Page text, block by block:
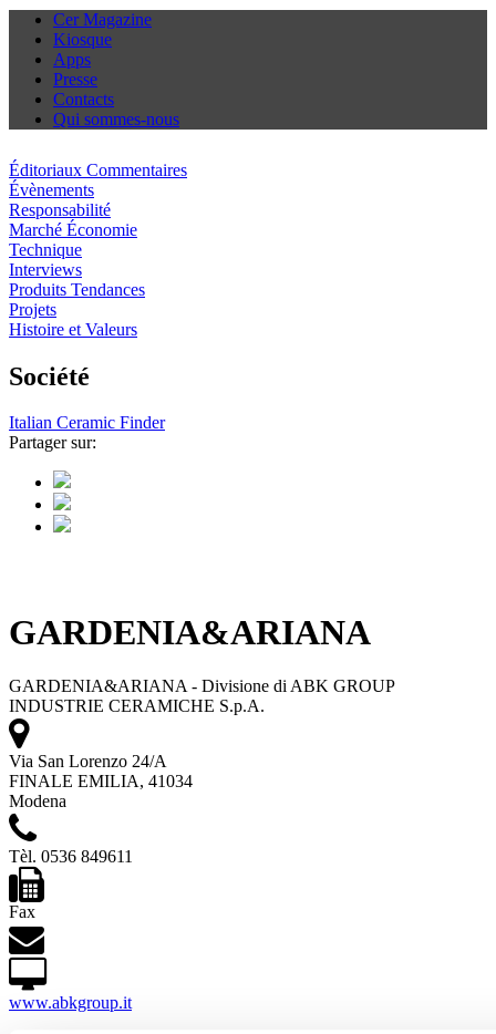
Cer Magazine
Kiosque
Apps
Presse
Contacts
Qui sommes-nous
Éditoriaux Commentaires
Évènements
Responsabilité
Marché Économie
Technique
Interviews
Produits Tendances
Projets
Histoire et Valeurs
Société
Italian Ceramic Finder
Partager sur:
GARDENIA&ARIANA
GARDENIA&ARIANA - Divisione di ABK GROUP
INDUSTRIE CERAMICHE S.p.A.
Via San Lorenzo 24/A
FINALE EMILIA, 41034
Modena
Tèl. 0536 849611
Fax
www.abkgroup.it